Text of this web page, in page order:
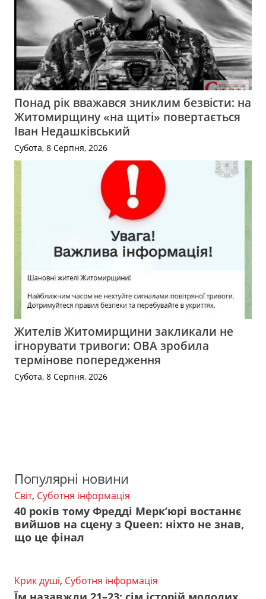
Понад рік вважався зниклим безвісти: на
Житомирщину «на щиті» повертається
Іван Недашківський
Субота, 8 Серпня, 2026
Жителів Житомирщини закликали не
ігнорувати тривоги: ОВА зробила
термінове попередження
Субота, 8 Серпня, 2026
Популярні новини
Світ, Суботня інформація
40 років тому Фредді Мерк’юрі востаннє
вийшов на сцену з Queen: ніхто не знав,
що це фінал
Крик душі, Суботня інформація